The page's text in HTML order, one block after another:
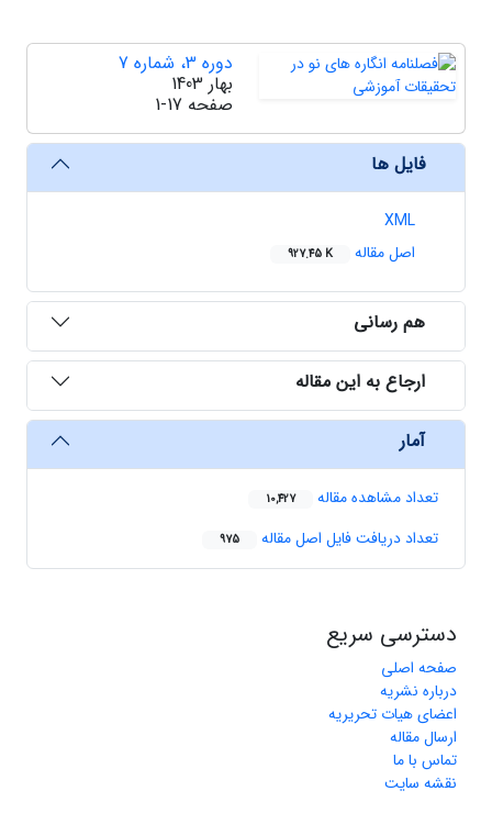
دوره 3، شماره 7
بهار 1403
صفحه 1-17
فایل ها
XML
اصل مقاله
927.45 K
هم رسانی
ارجاع به این مقاله
آمار
تعداد مشاهده مقاله 10,427
تعداد دریافت فایل اصل مقاله 975
دسترسی سریع
صفحه اصلی
درباره نشریه
اعضای هیات تحریریه
ارسال مقاله
تماس با ما
نقشه سایت